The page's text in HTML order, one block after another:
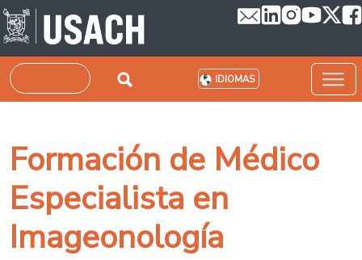
Pasar al contenido principal
Buscar IDIOMAS
Formación de Médico
Especialista en
Imageonología